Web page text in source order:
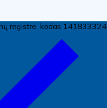
registre, kodas 141833324